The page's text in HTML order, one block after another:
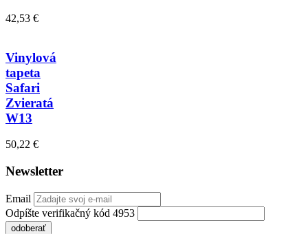
42,53 €
Vinylová
tapeta
Safari
Zvieratá
W13
50,22 €
Newsletter
Email
Odpíšte verifikačný kód 4953
odoberať